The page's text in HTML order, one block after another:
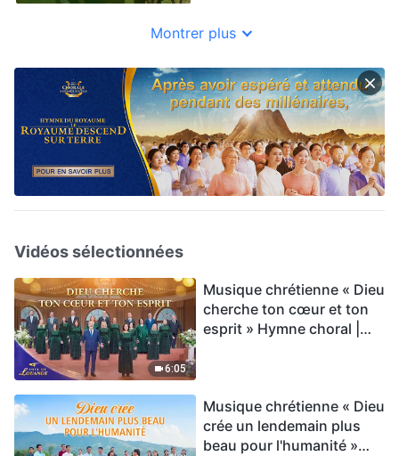
Montrer plus
Vidéos sélectionnées
6:05
Musique chrétienne « Dieu
cherche ton cœur et ton
esprit » Hymne choral |
Musique chrétienne « Dieu
crée un lendemain plus
beau pour l'humanité »